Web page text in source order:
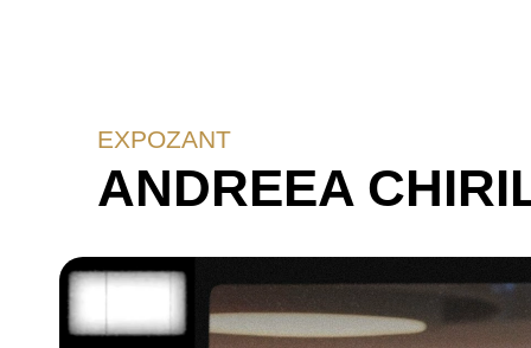
EXPOZANT
ANDREEA